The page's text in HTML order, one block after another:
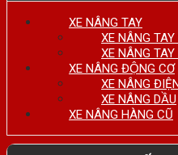
XE NÂNG TAY
XE NÂNG TAY
XE NÂNG
XE NÂNG ĐỘNG CƠ
XE NÂNG
XE NÂNG DẦU
XE NÂNG HÀNG CŨ